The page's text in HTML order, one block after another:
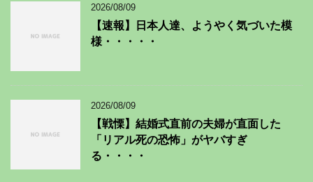
2026/08/09
【速報】日本人達、ようやく気づいた模
様・・・・・
2026/08/09
【戦慄】結婚式直前の夫婦が直面した
「リアル死の恐怖」がヤバすぎ
る・・・・